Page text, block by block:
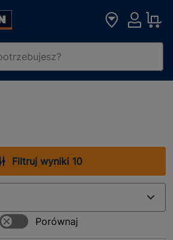
Filtruj wyniki 10